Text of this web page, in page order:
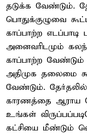
தடுக்க வேண்டும்.
பொதுக்குழுவை
காப்பாற்ற
அனைவரிடமும்
காப்பாற்ற
அதிமுக தலைமை
வேண்டும்.
காரணத்தை ஆராய
உங்கள்
கட்சியை மீண்டும்